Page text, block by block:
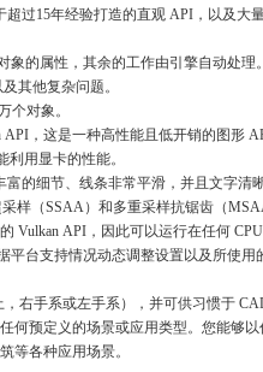
过15年经验打造的直观 API，以及大
象的属性，其余的工作由引擎自动处
其他复杂问题。
个对象。
，这是一种高性能且低开销的图形
利用显卡的性能。
的细节、线条非常平滑，并且文字清晰
采样（SSAA）和多重采样抗锯齿（
Vulkan API，因此可以运行在任何 CPU
平台支持情况动态调整设置以及所使用
右手系或左手系），并可供习惯于
何预定义的场景或应用类型。您能够
等各种应用场景。